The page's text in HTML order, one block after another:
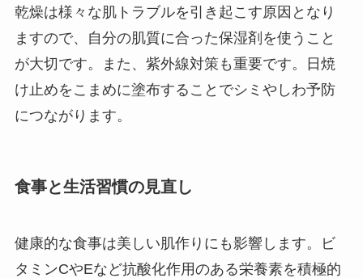
乾燥は様々な肌トラブルを引き起こす原因となり
ますので、自分の肌質に合った保湿剤を使うこと
が大切です。また、紫外線対策も重要です。日焼
け止めをこまめに塗布することでシミやしわ予防
につながります。
食事と生活習慣の見直し
健康的な食事は美しい肌作りにも影響します。ビ
タミンCやEなど抗酸化作用のある栄養素を積極的